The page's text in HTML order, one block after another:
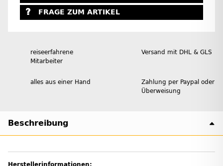
FRAGE ZUM ARTIKEL
reiseerfahrene
Mitarbeiter
Versand mit DHL & GLS
alles aus einer Hand
Zahlung per Paypal oder
Überweisung
Beschreibung
Herstellerinformationen: